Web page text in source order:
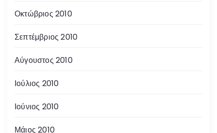
Οκτώβριος 2010
Σεπτέμβριος 2010
Αύγουστος 2010
Ιούλιος 2010
Ιούνιος 2010
Μάιος 2010